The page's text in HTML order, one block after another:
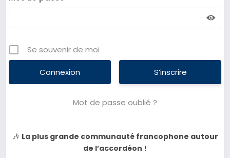
Se souvenir de moi
S’inscrire
Mot de passe oublié ?
🎶 La plus grande communauté francophone autour
de l’accordéon !